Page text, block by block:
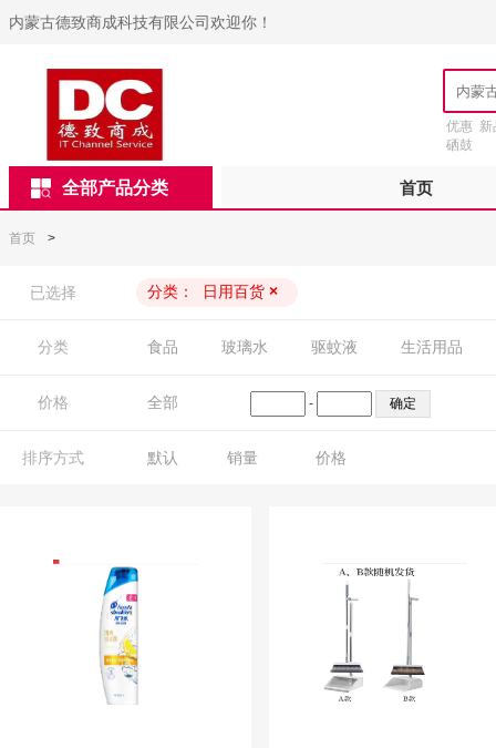
内蒙古德致商成科技有限公司欢迎你！
优惠 新
硒鼓
全部产品分类 首页
首页 >
已选择 分类： 日用百货 ×
分类 食品 玻璃水 驱蚊液 生活用品
价格 全部 -
排序方式 默认 销量 价格